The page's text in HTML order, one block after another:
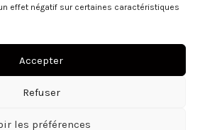
effet négatif sur certaines caractéristiques
Accepter
Refuser
les préférences
Contact